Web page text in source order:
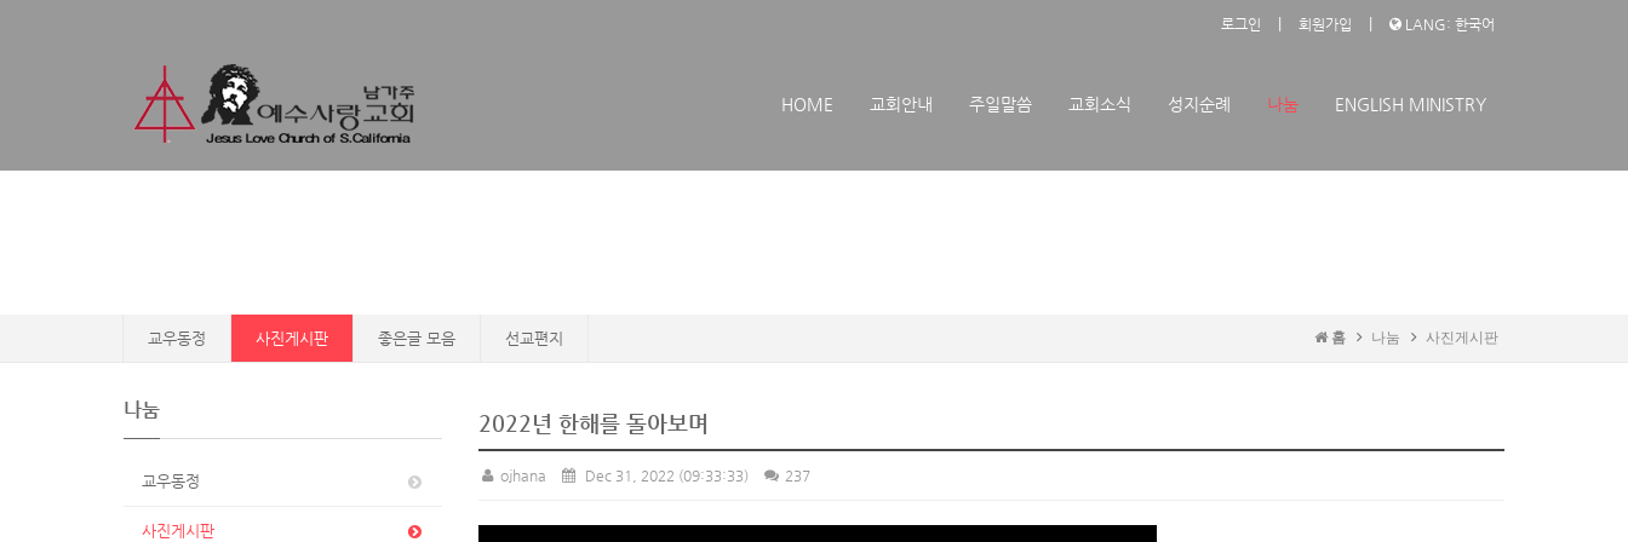
로그인 회원가입 LANG: 한국어
HOME 교회안내 주일말씀 교회소식 성지순례 나눔 ENGLISH MINISTRY
교우동정 사진게시판 좋은글 모음 선교편지 홈 나눔 사진게시판
나눔
교우동정
사진게시판
2022년 한해를 돌아보며
ojhana Dec 31, 2022 (09:33:33) 237